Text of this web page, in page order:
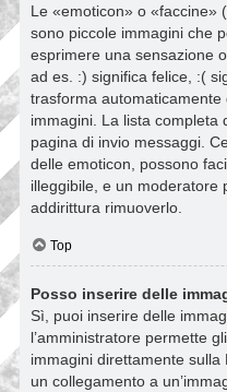
Le «emoticon» o «faccine»
sono piccole immagini che
esprimere una sensazione
ad es. :) significa felice, :(
trasforma
immagini. La lista completa
pagina di invio messaggi.
delle emoticon, possono
illeggibile, e un moderatore
addirittura rimuoverlo.
Top
Posso inserire delle
Sì, puoi inserire delle
l’amministratore permette
immagini direttamente
un collegamento a